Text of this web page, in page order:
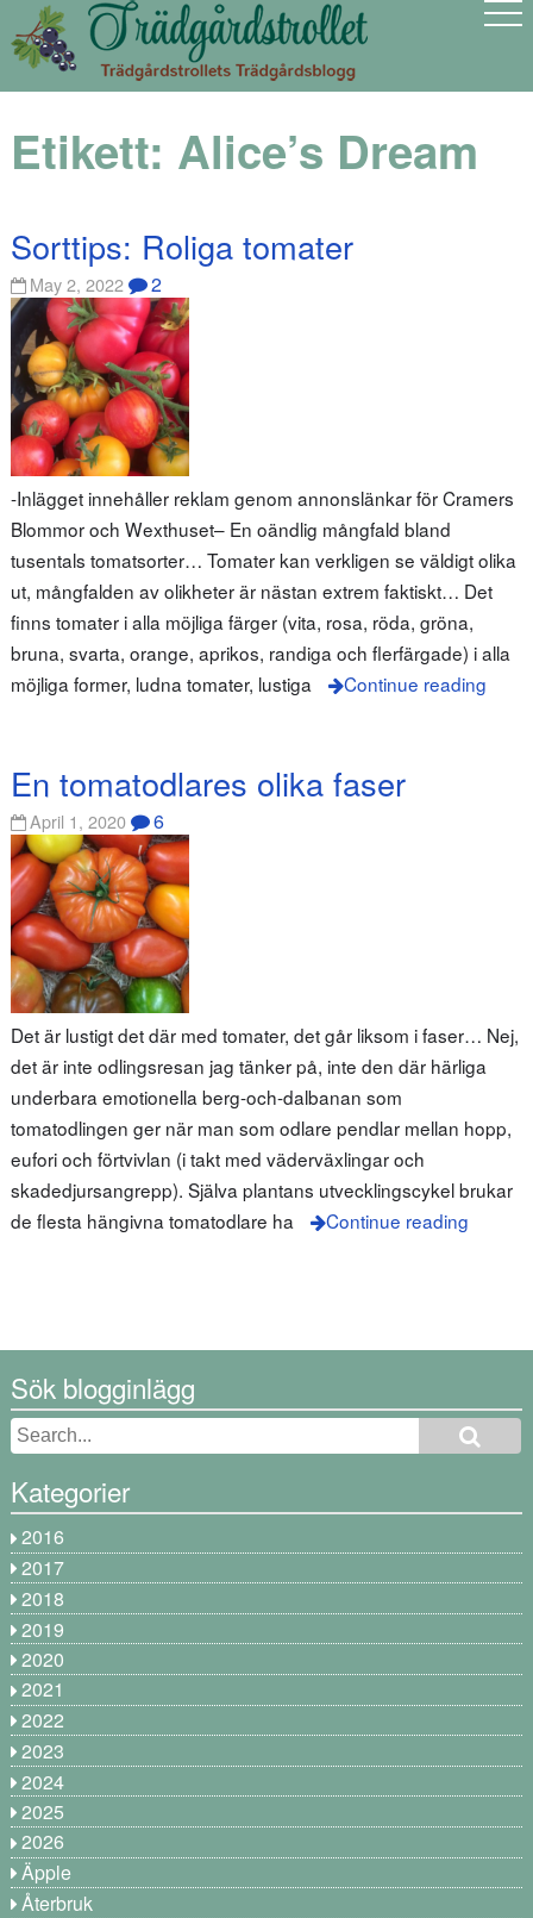
Etikett: Alice’s Dream
Sorttips: Roliga tomater
May 2, 2022 2
-Inlägget innehåller reklam genom annonslänkar för Cramers
Blommor och Wexthuset– En oändlig mångfald bland
tusentals tomatsorter… Tomater kan verkligen se väldigt olika
ut, mångfalden av olikheter är nästan extrem faktiskt… Det
finns tomater i alla möjliga färger (vita, rosa, röda, gröna,
bruna, svarta, orange, aprikos, randiga och flerfärgade) i alla
möjliga former, ludna tomater, lustiga
Continue reading
En tomatodlares olika faser
April 1, 2020 6
Det är lustigt det där med tomater, det går liksom i faser… Nej,
det är inte odlingsresan jag tänker på, inte den där härliga
underbara emotionella berg-och-dalbanan som
tomatodlingen ger när man som odlare pendlar mellan hopp,
eufori och förtvivlan (i takt med väderväxlingar och
skadedjursangrepp). Själva plantans utvecklingscykel brukar
de flesta hängivna tomatodlare ha
Continue reading
Sök blogginlägg
Kategorier
2016
2017
2018
2019
2020
2021
2022
2023
2024
2025
2026
Äpple
Återbruk